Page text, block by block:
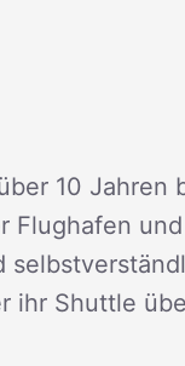
10 Jahren
Flughafen
ihr Shuttle